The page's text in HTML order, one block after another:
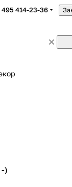
495 414-23-36
-)